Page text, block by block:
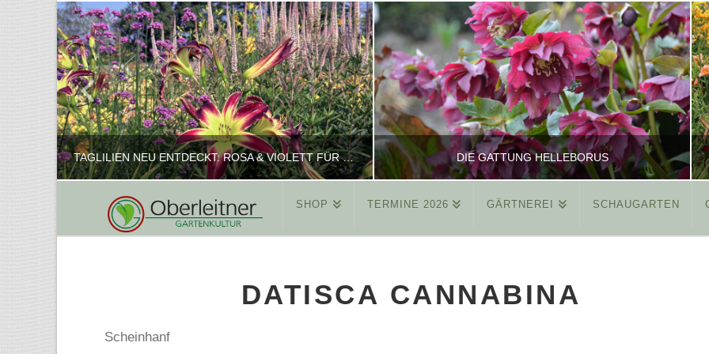
TAGLILIEN NEU ENTDECKT: ROSA & VIOLETT FÜR ROMANTISCHE PFLANZKOMBINATIONEN
REINHARD
FEBRUAR 16, 2025
DIE GATTUNG HELLEBORUS
REINHARD
MÄRZ 26, 2015
SHOP TERMINE 2026 GÄRTNEREI SCHAUGARTEN
DATISCA CANNABINA
Scheinhanf